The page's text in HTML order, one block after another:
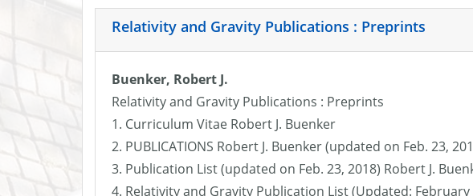
Relativity and Gravity Publications : Preprints
Buenker, Robert J.
Relativity and Gravity Publications : Preprints
1. Curriculum Vitae Robert J. Buenker
2. PUBLICATIONS Robert J. Buenker (updated on Feb. 23,
3. Publication List (updated on Feb. 23, 2018) Robert J.
4. Relativity and Gravity Publication List (Updated: February